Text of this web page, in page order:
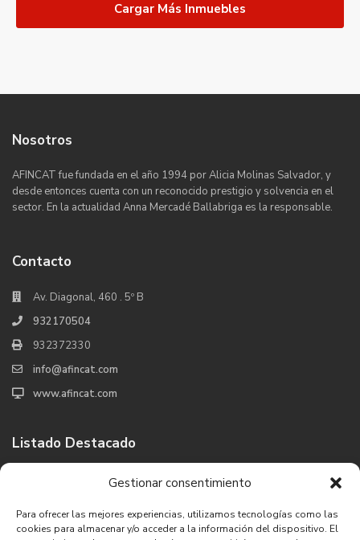
Gestionar consentimiento
Para ofrecer las mejores experiencias, utilizamos tecnologías como las
cookies para almacenar y/o acceder a la información del dispositivo. El
Cargar Más Inmuebles
Nosotros
AFINCAT fue fundada en el año 1994 por Alicia Molinas Salvador, y
desde entonces cuenta con un reconocido prestigio y solvencia en el
sector. En la actualidad Anna Mercadé Ballabriga es la responsable.
Contacto
Av. Diagonal, 460 . 5º B
932170504
932372330
info@afincat.com
www.afincat.com
Listado Destacado
Venta Chalet Platja d´Aro, Girona